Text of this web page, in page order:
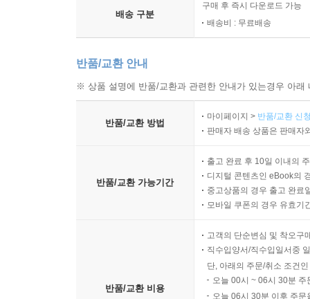
배송 구분
구매 후 즉시 다운로드 가능
배송비 : 무료배송
반품/교환 안내
※ 상품 설명에 반품/교환과 관련한 안내가 있는경우 아
반품/교환 방법
마이페이지 > 반품/교환 신
판매자 배송 상품은 판매자
반품/교환 가능기간
출고 완료 후 10일 이내의
디지털 콘텐츠인 eBook의
중고상품의 경우 출고 완료
모바일 쿠폰의 경우 유효기
반품/교환 비용
고객의 단순변심 및 착오구
직수입양서/직수입일서중
단, 아래의 주문/취소 조건
오늘 00시 ~ 06시 30분
오늘 06시 30분 이후 주